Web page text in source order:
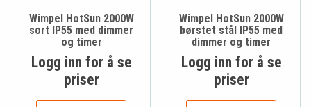
Wimpel HotSun 2000W
sort IP55 med dimmer
og timer
Logg inn for å se
priser
Wimpel HotSun 2000W
børstet stål IP55 med
dimmer og timer
Logg inn for å se
priser